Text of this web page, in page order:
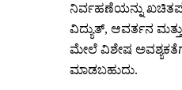
ನಿರ್ವಹಣೆಯನ್ನು
ವಿದ್ಯುತ್, ಆವರ್ತನ
ಮೇಲೆ ವಿಶೇಷ
ಮಾಡಬಹುದು.